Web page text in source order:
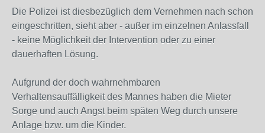
Die Polizei ist diesbezüglich dem Vernehmen nach schon
eingeschritten, sieht aber - außer im einzelnen Anlassfall
- keine Möglichkeit der Intervention oder zu einer
dauerhaften Lösung.
Aufgrund der doch wahrnehmbaren
Verhaltensauffälligkeit des Mannes haben die Mieter
Sorge und auch Angst beim späten Weg durch unsere
Anlage bzw. um die Kinder.